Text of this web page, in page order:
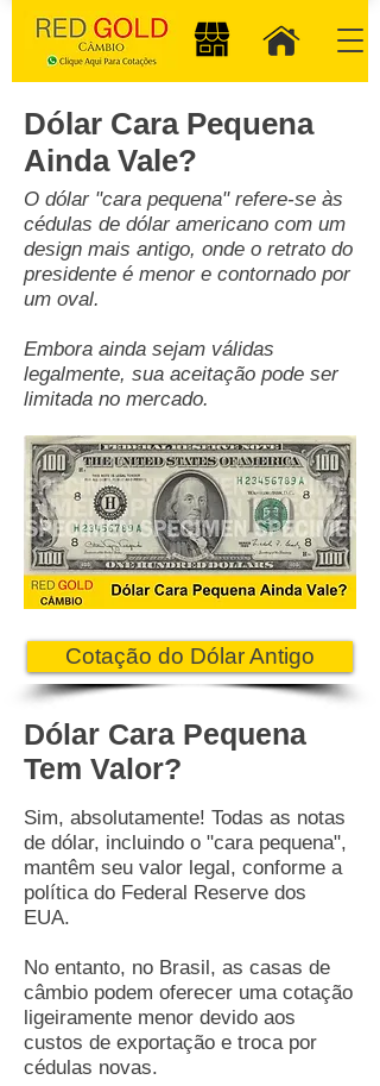
Dólar Cara Pequena
Ainda Vale?
O dólar "cara pequena" refere-se às
cédulas de dólar americano com um
design mais antigo, onde o retrato do
presidente é menor e contornado por
um oval.
Embora ainda sejam válidas
legalmente, sua aceitação pode ser
limitada no mercado.
Cotação do Dólar Antigo
Dólar Cara Pequena
Tem Valor?
Sim, absolutamente! Todas as notas
de dólar, incluindo o "cara pequena",
mantêm seu valor legal, conforme a
política do Federal Reserve dos
EUA.
No entanto, no Brasil, as casas de
câmbio podem oferecer uma cotação
ligeiramente menor devido aos
custos de exportação e troca por
cédulas novas.